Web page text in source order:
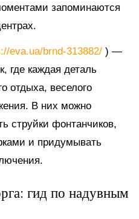
запоминаются
eva.ua/brnd-313882/ ) —
где каждая деталь
отдыха, веселого
В них можно
струйки фонтанчиков,
и придумывать
гид по надувным